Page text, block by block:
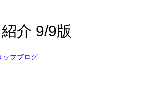
介 9/9版
ッフブログ